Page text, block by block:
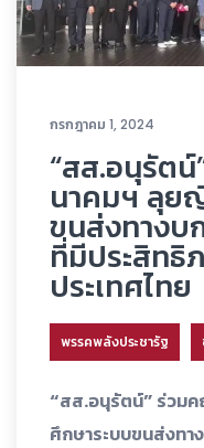
กรกฎาคม 1, 2024
“สส.อนุรัต
นาคมฯ ลุย
ขนส่งทางบ
ที่มีประสิทธิ
ประเทศไทย
พรรคพลังประชารัฐ
“สส.อนุรัตน์” ร่วม
ศึกษาระบบขนส่งทา